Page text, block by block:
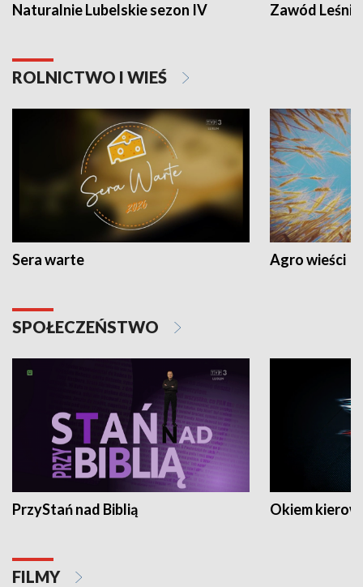
Naturalnie Lubelskie sezon IV Zawód Leśnik
ROLNICTWO I WIEŚ
Sera warte Agro wieści
SPOŁECZEŃSTWO
PrzyStań nad Biblią Okiem
FILMY